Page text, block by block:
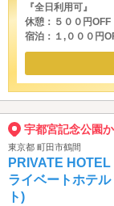
『全日利用可』
休憩：５００円OFF
宿泊：１,０００円
宇都宮記念公園
東京都 町田市鶴間
PRIVATE
ライベートホテ
ト)